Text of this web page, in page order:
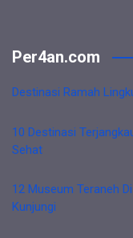
Per4an.com
Destinasi Ramah
10 Destinasi
Sehat
12 Museum Teraneh
Kunjungi